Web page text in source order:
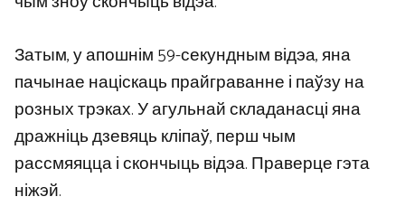
Затым, у апошнім 59-секундным відэа, яна
пачынае націскаць прайграванне і паўзу на
розных трэках. У агульнай складанасці яна
дражніць дзевяць кліпаў, перш чым
рассмяяцца і скончыць відэа. Праверце гэта
ніжэй.